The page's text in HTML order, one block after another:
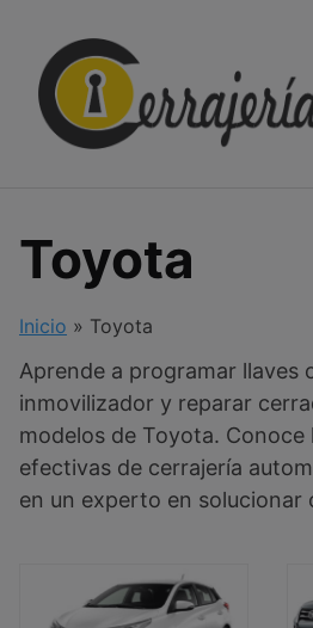
content
Toyota
Inicio » Toyota
Aprende a programar llaves
inmovilizador y reparar
modelos de Toyota. Conoce
efectivas de cerrajería
en un experto en solucionar